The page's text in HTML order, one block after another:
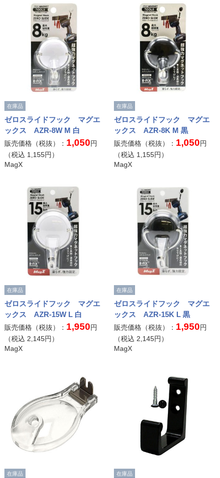
在庫品
ゼロスライドフック マグエ
ックス AZR-8W M 白
販売価格（税抜）： 1,050円
（税込 1,155円）
MagX
在庫品
ゼロスライドフック マグエ
ックス AZR-8K M 黒
販売価格（税抜）： 1,050円
（税込 1,155円）
MagX
在庫品
ゼロスライドフック マグエ
ックス AZR-15W L 白
販売価格（税抜）： 1,950円
（税込 2,145円）
MagX
在庫品
ゼロスライドフック マグエ
ックス AZR-15K L 黒
販売価格（税抜）： 1,950円
（税込 2,145円）
MagX
在庫品 在庫品